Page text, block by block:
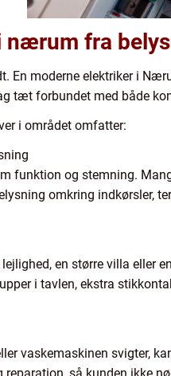
nærum fra
En moderne elektriker i
tæt forbundet med både
i området omfatter:
funktion og stemning.
omkring indkørsler,
en større villa
i tavlen, ekstra
vaskemaskinen svigter,